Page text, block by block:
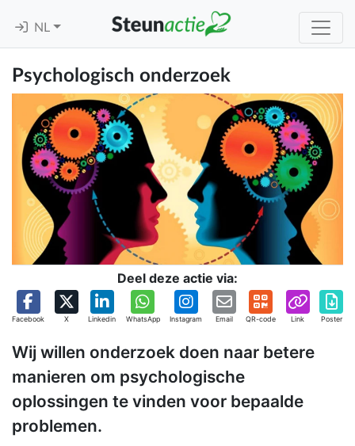
NL
Psychologisch onderzoek
Deel deze actie via:
Facebook X Linkedin WhatsApp Instagram Email QR-code Link Poster
Wij willen onderzoek doen naar betere
manieren om psychologische
oplossingen te vinden voor bepaalde
problemen.